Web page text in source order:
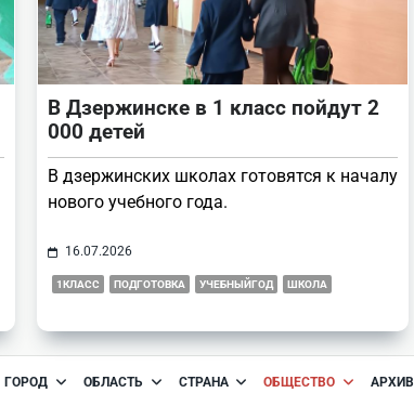
В Дзержинске в 1 класс пойдут 2
000 детей
В дзержинских школах готовятся к началу
нового учебного года.
16.07.2026
1КЛАСС ПОДГОТОВКА УЧЕБНЫЙГОД ШКОЛА
ГОРОД ОБЛАСТЬ СТРАНА ОБЩЕСТВО АРХИВ